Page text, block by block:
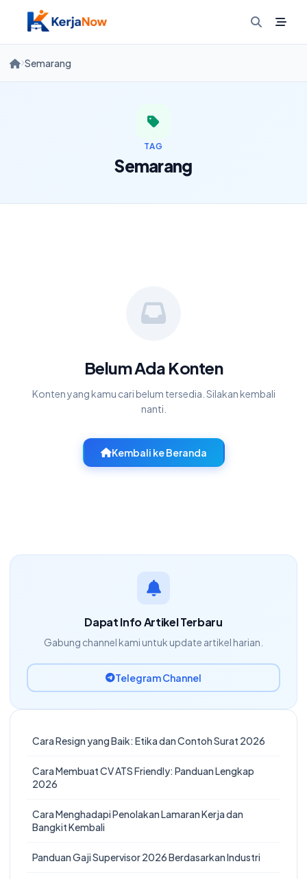
content
Semarang
TAG
Semarang
Belum Ada Konten
Konten yang kamu cari belum tersedia. Silakan kembali
nanti.
Kembali ke Beranda
Dapat Info Artikel Terbaru
Gabung channel kami untuk update artikel harian.
Telegram Channel
Cara Resign yang Baik: Etika dan Contoh Surat 2026
Cara Membuat CV ATS Friendly: Panduan Lengkap
2026
Cara Menghadapi Penolakan Lamaran Kerja dan
Bangkit Kembali
Panduan Gaji Supervisor 2026 Berdasarkan Industri